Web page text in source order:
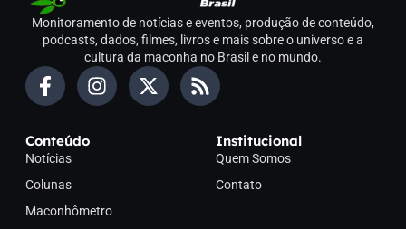
Monitoramento de notícias e eventos, produção de conteúdo,
podcasts, dados, filmes, livros e mais sobre o universo e a
cultura da maconha no Brasil e no mundo.
Conteúdo
Notícias
Colunas
Maconhômetro
Institucional
Quem Somos
Contato